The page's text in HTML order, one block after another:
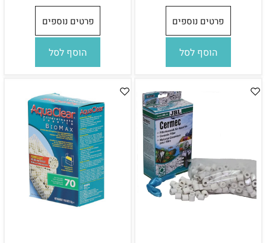
פרטים נוספים
הוסף לסל
פרטים נוספים
הוסף לסל